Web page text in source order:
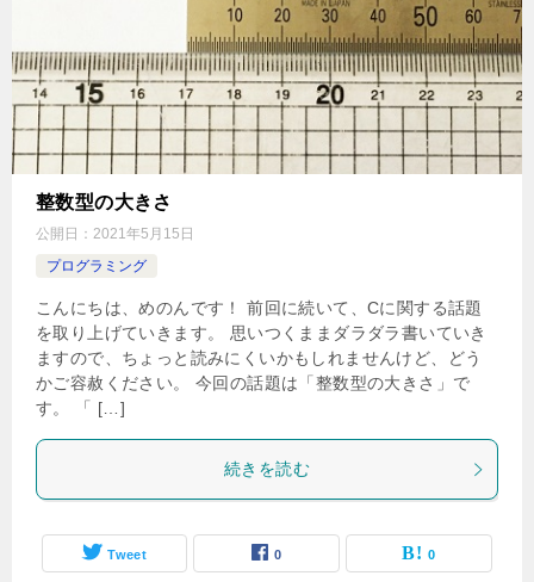
整数型の大きさ
公開日： 2021年5月15日
プログラミング
こんにちは、めのんです！ 前回に続いて、Cに関する話題
を取り上げていきます。 思いつくままダラダラ書いていき
ますので、ちょっと読みにくいかもしれませんけど、どう
かご容赦ください。 今回の話題は「整数型の大きさ」で
す。 「 […]
続きを読む
Tweet 0 0